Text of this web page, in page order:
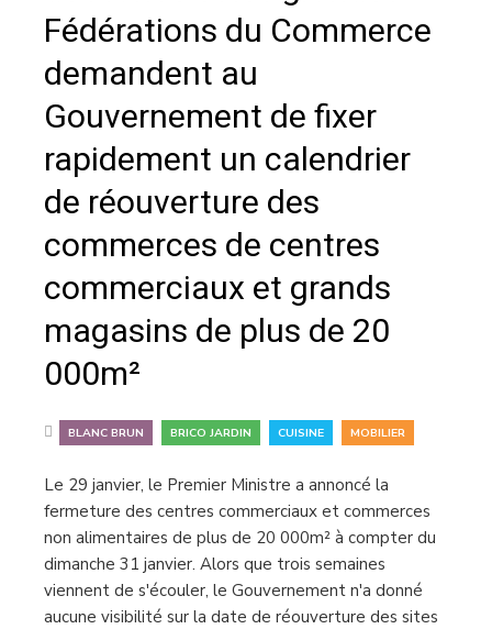
Fédérations du Commerce
demandent au
Gouvernement de fixer
rapidement un calendrier
de réouverture des
commerces de centres
commerciaux et grands
magasins de plus de 20
000m²
BLANC BRUN BRICO JARDIN CUISINE MOBILIER
Le 29 janvier, le Premier Ministre a annoncé la
fermeture des centres commerciaux et commerces
non alimentaires de plus de 20 000m² à compter du
dimanche 31 janvier. Alors que trois semaines
viennent de s'écouler, le Gouvernement n'a donné
aucune visibilité sur la date de réouverture des sites